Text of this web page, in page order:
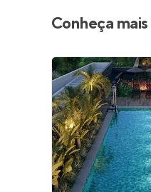
Conheça